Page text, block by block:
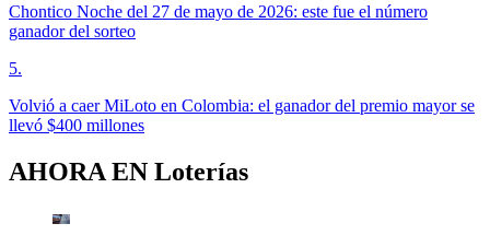
Chontico Noche del 27 de mayo de 2026: este fue el número
ganador del sorteo
5.
Volvió a caer MiLoto en Colombia: el ganador del premio mayor se
llevó $400 millones
AHORA EN Loterías